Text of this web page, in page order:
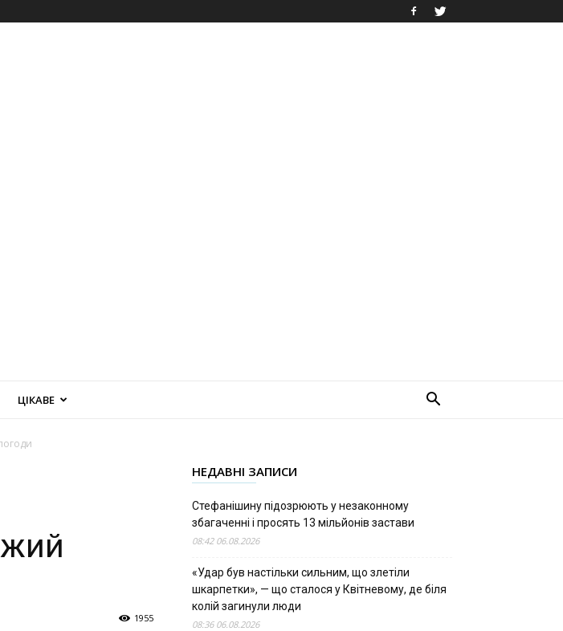
ЦІКАВЕ
1955
НЕДАВНІ ЗАПИСИ
Стефанішину підозрюють у незаконному
збагаченні і просять 13 мільйонів застави
08:42 06.08.2026
«Удар був настільки сильним, що злетіли
шкарпетки», — що сталося у Квітневому, де біля
колій загинули люди
08:36 06.08.2026